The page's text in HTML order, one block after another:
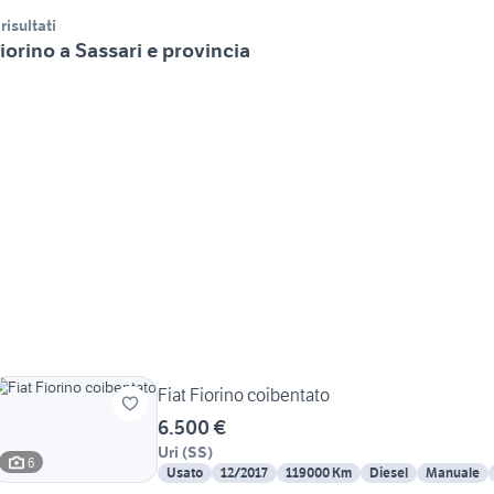
a Sassari e provincia
6
Fiat Fiorino coibentato
6.500 €
Uri (SS)
Usato 12/2017 119000 Km Diesel Manuale